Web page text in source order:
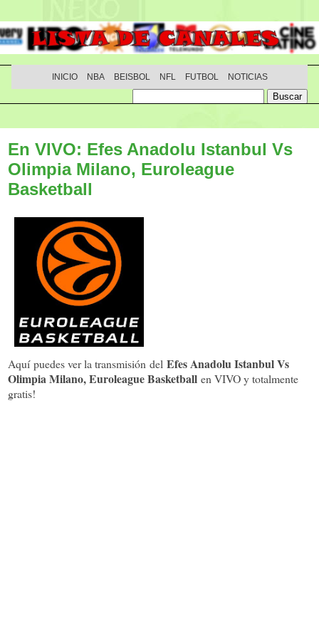
INICIO NBA BEISBOL NFL FUTBOL NOTICIAS
En VIVO: Efes Anadolu Istanbul Vs
Olimpia Milano, Euroleague
Basketball
Aquí puedes ver la transmisión del Efes Anadolu Istanbul Vs
Olimpia Milano, Euroleague Basketball en VIVO y totalmente
gratis!